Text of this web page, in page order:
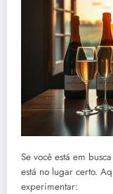
Se você está em
está no lugar certo.
experimentar: